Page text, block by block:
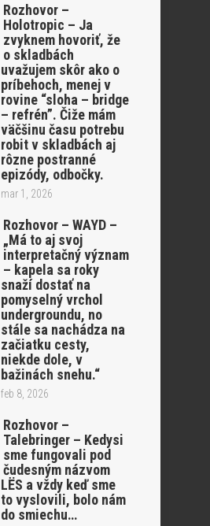
Rozhovor –
Holotropic – Ja
zvyknem hovoriť, že
o skladbách
uvažujem skôr ako o
príbehoch, menej v
rovine “sloha – bridge
– refrén”. Čiže mám
väčšinu času potrebu
robit v skladbách aj
rôzne postranné
epizódy, odbočky.
mar 1, 2026
Rozhovor – WAYD –
„Má to aj svoj
interpretačný význam
– kapela sa roky
snaží dostať na
pomyselný vrchol
undergroundu, no
stále sa nachádza na
začiatku cesty,
niekde dole, v
bažinách snehu.“
feb 8, 2026
Rozhovor –
Talebringer – Kedysi
sme fungovali pod
čudesným názvom
LËS a vždy keď sme
to vyslovili, bolo nám
do smiechu…